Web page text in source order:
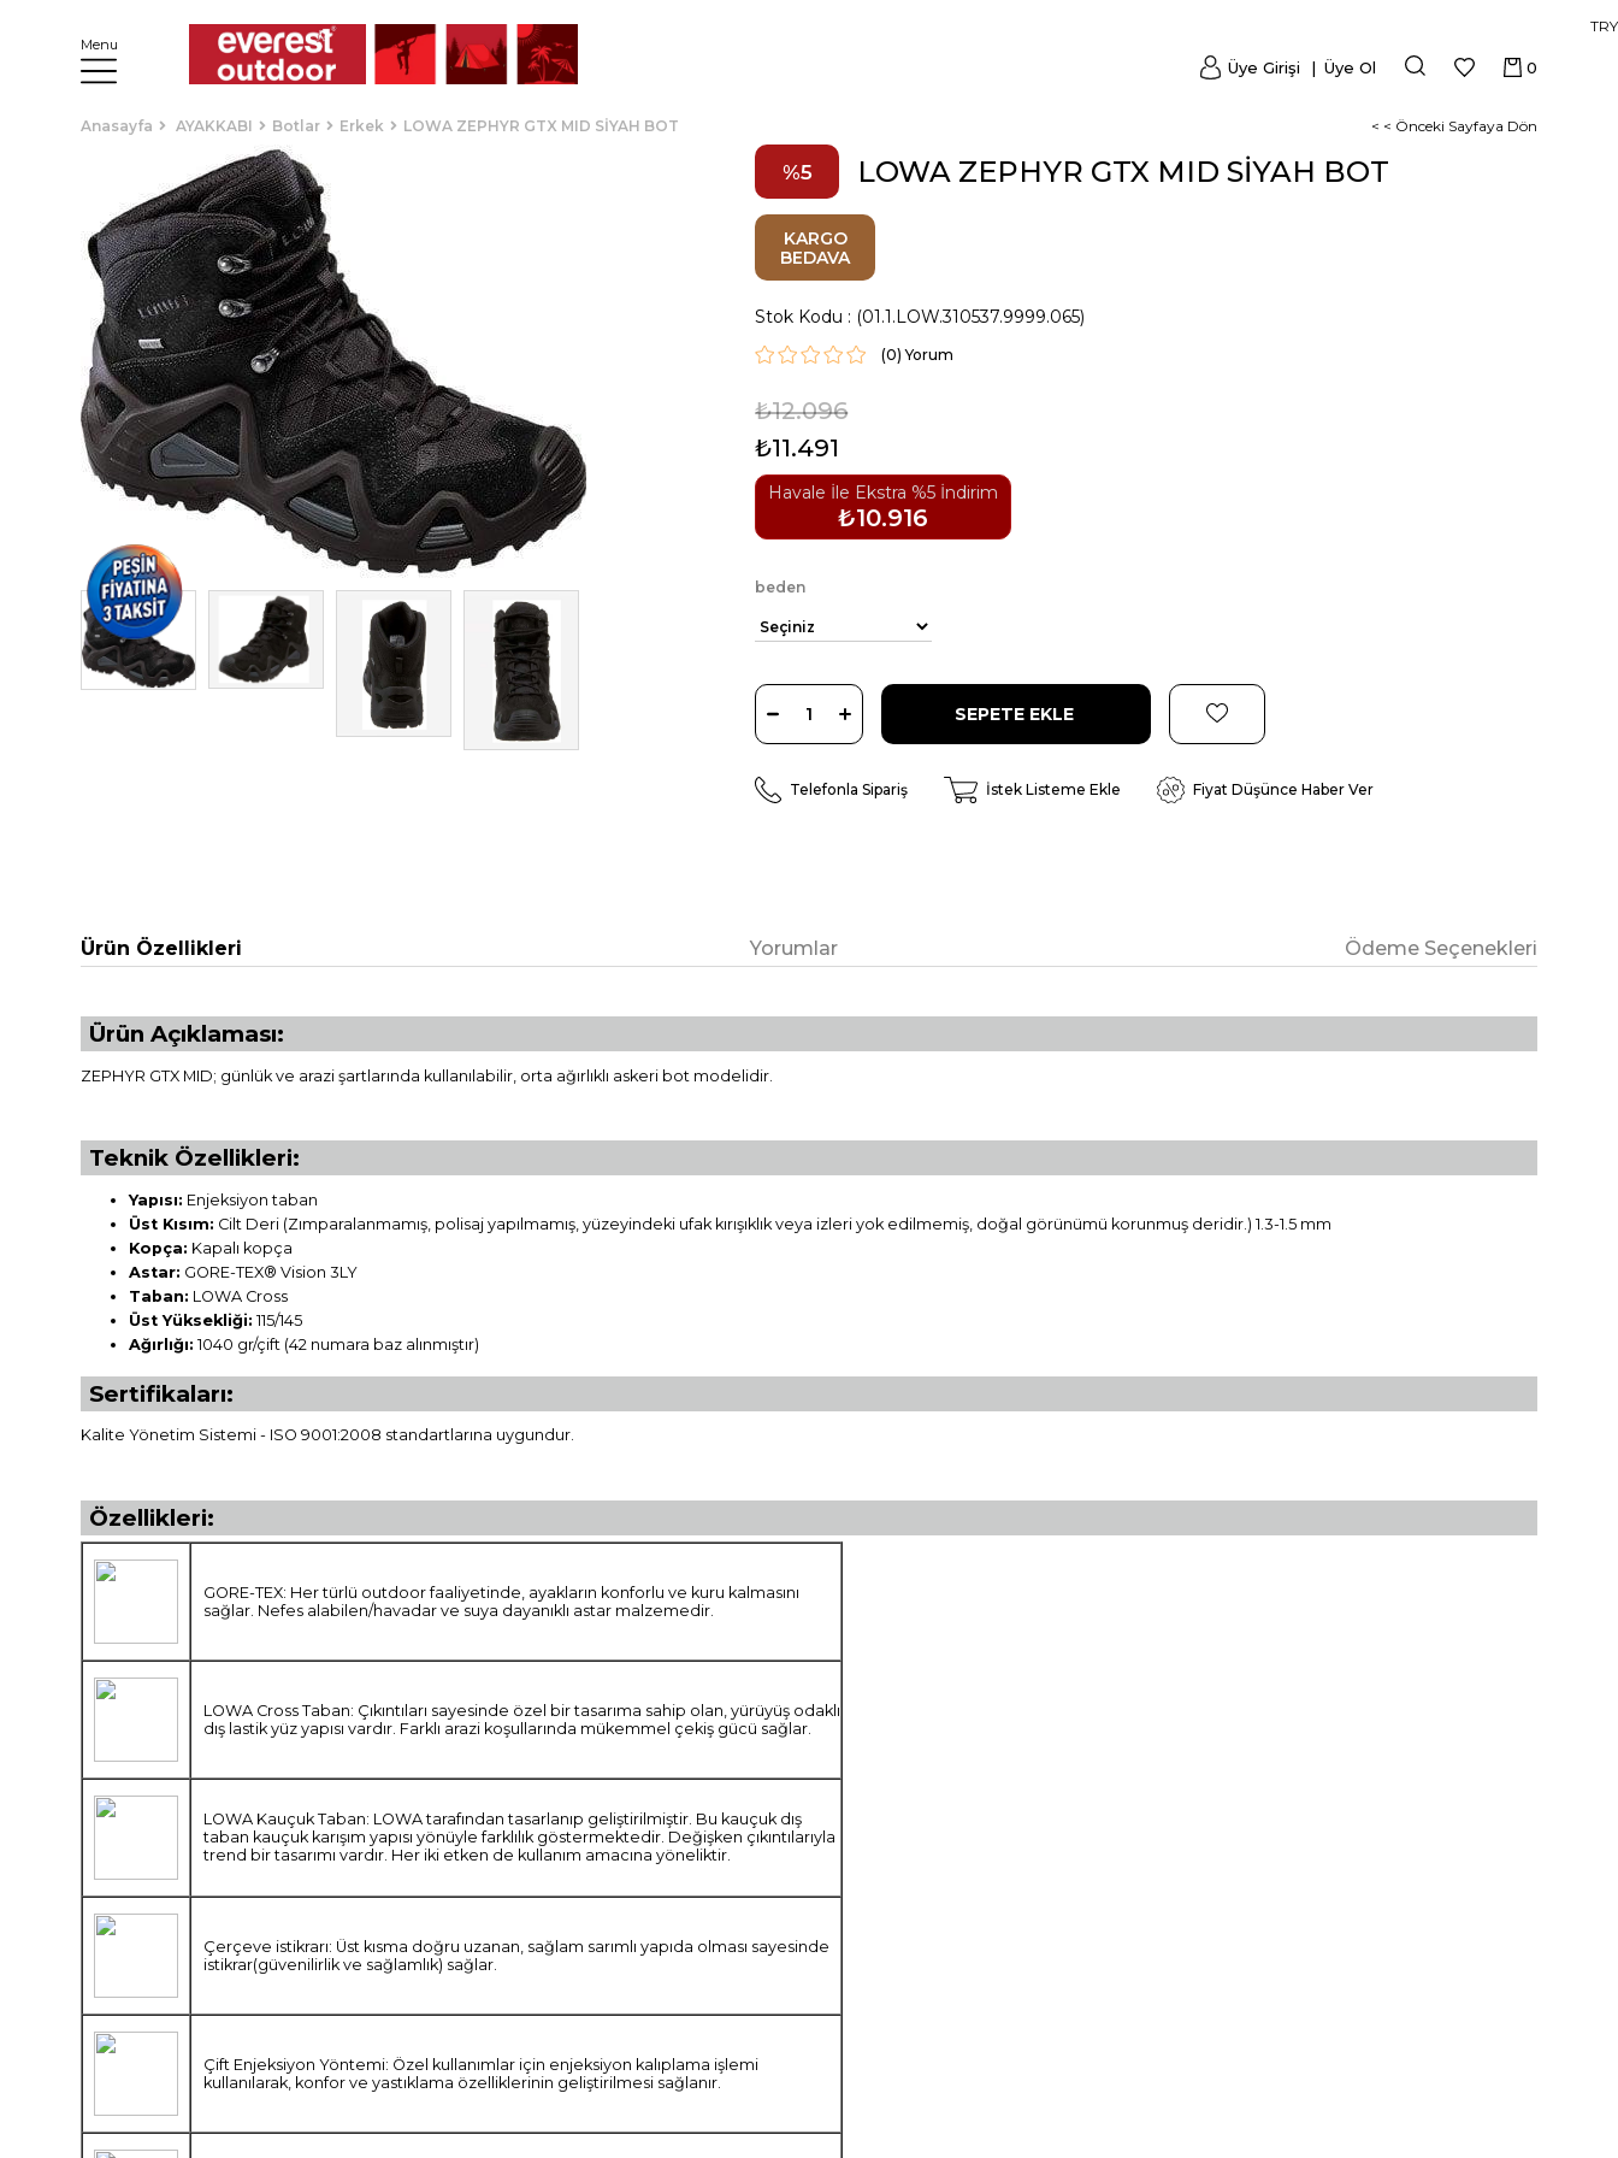
Menu
TRY
0
Üye Girişi Üye Ol
Anasayfa AYAKKABI Botlar Erkek LOWA ZEPHYR GTX MID SİYAH BOT < < Önceki Sayfaya Dön
5 LOWA ZEPHYR GTX MID SİYAH BOT
KARGO
BEDAVA
Stok Kodu (01.1.LOW.310537.9999.065)
(0)
₺12.096
₺11.491
Havale İle Ekstra %5 İndirim
₺10.916
beden
Telefonla Sipariş İstek Listeme Ekle Fiyat Düşünce Haber Ver
Ürün Özellikleri Yorumlar Ödeme Seçenekleri
Ürün Açıklaması:
ZEPHYR GTX MID; günlük ve arazi şartlarında kullanılabilir, orta ağırlıklı askeri bot modelidir.
Teknik Özellikleri:
Yapısı: Enjeksiyon taban
Üst Kısım: Cilt Deri (Zımparalanmamış, polisaj yapılmamış, yüzeyindeki ufak kırışıklık veya izleri yok edilmemiş, doğal görünümü korunmuş deridir.) 1.3-1.5 mm
Kopça: Kapalı kopça
Astar: GORE-TEX® Vision 3LY
Taban: LOWA Cross
Üst Yüksekliği: 115/145
Ağırlığı: 1040 gr/çift (42 numara baz alınmıştır)
Sertifikaları:
Kalite Yönetim Sistemi - ISO 9001:2008 standartlarına uygundur.
Özellikleri:
GORE-TEX: Her türlü outdoor faaliyetinde, ayakların konforlu ve kuru kalmasını
sağlar. Nefes alabilen/havadar ve suya dayanıklı astar malzemedir.
LOWA Cross Taban: Çıkıntıları sayesinde özel bir tasarıma sahip olan, yürüyüş odaklı
dış lastik yüz yapısı vardır. Farklı arazi koşullarında mükemmel çekiş gücü sağlar.
LOWA Kauçuk Taban: LOWA tarafından tasarlanıp geliştirilmiştir. Bu kauçuk dış
taban kauçuk karışım yapısı yönüyle farklılık göstermektedir. Değişken çıkıntılarıyla
trend bir tasarımı vardır. Her iki etken de kullanım amacına yöneliktir.
Çerçeve istikrarı: Üst kısma doğru uzanan, sağlam sarımlı yapıda olması sayesinde
istikrar(güvenilirlik ve sağlamlık) sağlar.
Çift Enjeksiyon Yöntemi: Özel kullanımlar için enjeksiyon kalıplama işlemi
kullanılarak, konfor ve yastıklama özelliklerinin geliştirilmesi sağlanır.